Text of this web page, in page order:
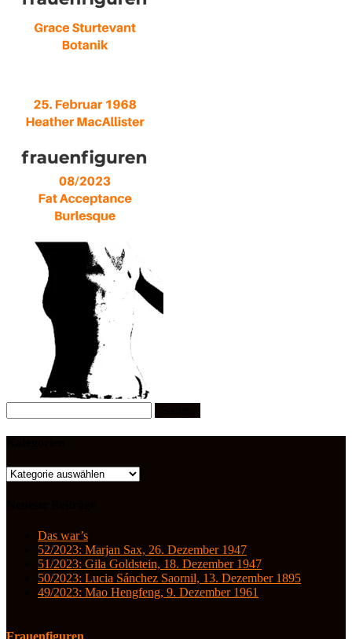
nach:
Kategorien
Das war’s
52/2023: Marjan Sax, 26. Dezember 1947
51/2023: Gila Goldstein, 18. Dezember 1947
50/2023: Lucia Sánchez Saornil, 13. Dezember 1895
49/2023: Mao Hengfeng, 9. Dezember 1961
Frauenfiguren